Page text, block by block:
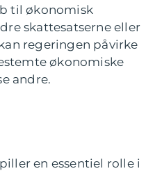
til økonomisk
skattesatserne eller
regeringen påvirke
økonomiske
andre.
en essentiel rolle i